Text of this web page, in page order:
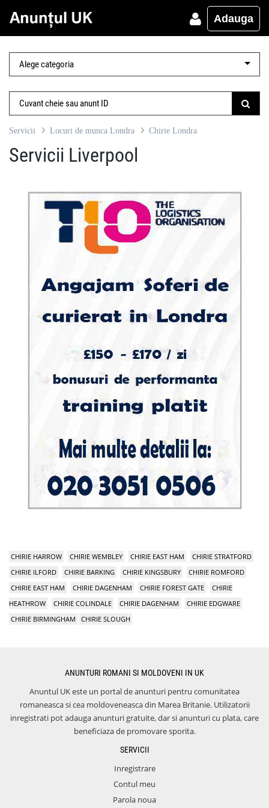
Adauga
Servicii Locuri de munca Londra Chirie Londra
Servicii Liverpool
CHIRIE HARROW CHIRIE WEMBLEY CHIRIE EAST HAM
CHIRIE STRATFORD
CHIRIE ILFORD
CHIRIE BARKING CHIRIE KINGSBURY
CHIRIE ROMFORD
CHIRIE EAST HAM
CHIRIE DAGENHAM CHIRIE FOREST GATE
CHIRIE
HEATHROW
CHIRIE COLINDALE CHIRIE DAGENHAM
CHIRIE EDGWARE
CHIRIE BIRMINGHAM
CHIRIE SLOUGH
ANUNTURI ROMANI SI MOLDOVENI IN UK
Anuntul UK este un portal de anunturi pentru comunitatea
romaneasca si cea moldoveneasca din Marea Britanie. Utilizatorii
inregistrati pot adauga anunturi gratuite, dar si anunturi cu plata, care
beneficiaza de promovare sporita.
SERVICII
Inregistrare
Contul meu
Parola noua